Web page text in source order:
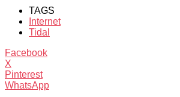
TAGS
Internet
Tidal
Facebook
X
Pinterest
WhatsApp